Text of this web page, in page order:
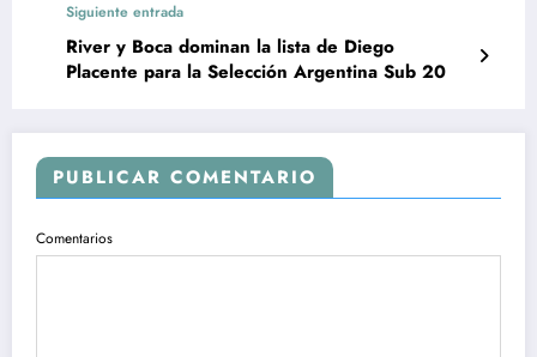
Siguiente entrada
River y Boca dominan la lista de Diego
Placente para la Selección Argentina Sub 20
PUBLICAR COMENTARIO
Comentarios